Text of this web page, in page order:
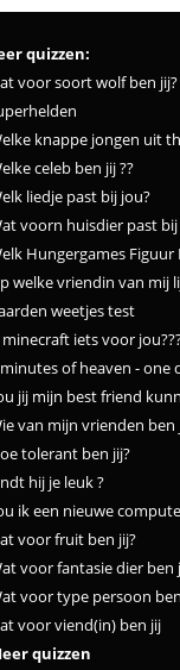
quizzen:
voor soort wolf ben jij?
knappe jongen uit
celeb ben jij ??
liedje past bij jou?
voorn huisdier past
Hungergames Figuur
welke vriendin van mij
weetjes test
minecraft iets voor
of heaven - one
jij mijn best friend
van mijn vrienden ben
tolerant ben jij?
hij je leuk ?
ik een nieuwe
voor fruit ben jij?
voor fantasie dier ben
voor type persoon
voor viend(in) ben jij
quizzen